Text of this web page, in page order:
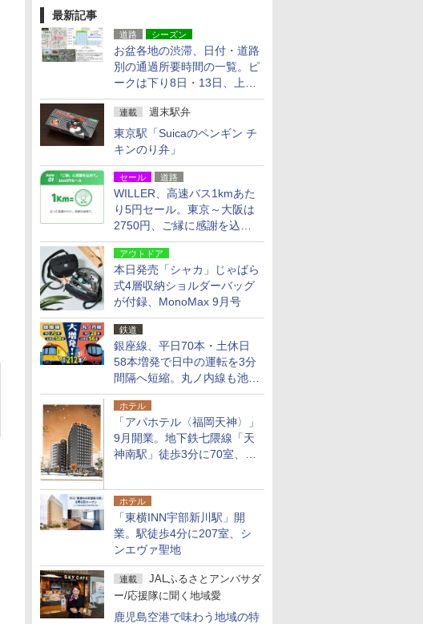
最新記事
道路 シーズン
お盆各地の渋滞、日付・道路
別の通過所要時間の一覧。ピ
ークは下り8日・13日、上り
14日・15日
連載 週末駅弁
東京駅「Suicaのペンギン チ
キンのり弁」
セール 道路
WILLER、高速バス1kmあた
り5円セール。東京～大阪は
2750円、ご縁に感謝を込め
た20周年記念キャンペーン
アウトドア
本日発売「シャカ」じゃばら
式4層収納ショルダーバッグ
が付録、MonoMax 9月号
鉄道
銀座線、平日70本・土休日
58本増発で日中の運転を3分
間隔へ短縮。丸ノ内線も池袋
～中野坂上を4分間隔に
ホテル
「アパホテル〈福岡天神〉」
9月開業。地下鉄七隈線「天
神南駅」徒歩3分に70室、エ
ホテル
「東横INN宇部新川駅」開
業。駅徒歩4分に207室、シ
ンエヴァ聖地
連載
JALふるさとアンバサダ
ー/応援隊に聞く地域愛
鹿児島空港で味わう地域の特